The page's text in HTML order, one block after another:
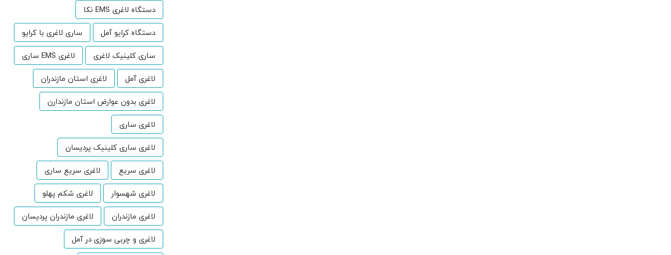
دستگاه لاغری EMS نکا
دستگاه کرایو آمل
ساری لاغری با کرایو
ساری کلینیک لاغری
لاغری EMS ساری
لاغری آمل
لاغری استان مازندران
لاغری بدون عوارض استان مازندارن
لاغری ساری
لاغری ساری کلینیک پردیسان
لاغری سریع
لاغری سریع ساری
لاغری شهسوار
لاغری شکم پهلو
لاغری مازندران
لاغری مازندران پردیسان
لاغری و چربی سوزی در آمل